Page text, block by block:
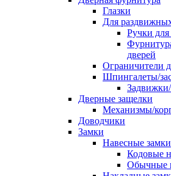
Глазки
Для
Ручки
дверей
Ограничители
Шпингалеты/
Дверные защелки
Механизмы/
Доводчики
Замки
Навесные замки
Кодовые
Обычные